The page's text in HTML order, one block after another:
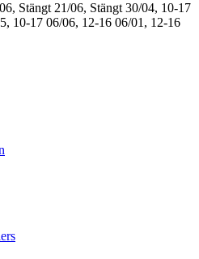
Stängt 21/06, Stängt 30/04, 10-17
10-17 06/06, 12-16 06/01, 12-16